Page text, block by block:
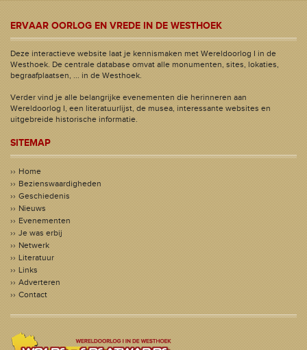
ERVAAR OORLOG EN VREDE IN DE WESTHOEK
Deze interactieve website laat je kennismaken met Wereldoorlog I in de
Westhoek. De centrale database omvat alle monumenten, sites, lokaties,
begraafplaatsen, ... in de Westhoek.
Verder vind je alle belangrijke evenementen die herinneren aan
Wereldoorlog I, een literatuurlijst, de musea, interessante websites en
uitgebreide historische informatie.
SITEMAP
Home
Bezienswaardigheden
Geschiedenis
Nieuws
Evenementen
Je was erbij
Netwerk
Literatuur
Links
Adverteren
Contact